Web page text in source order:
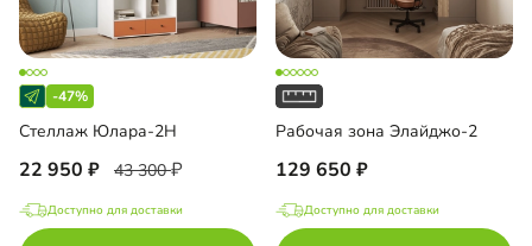
двери
-47%
Стеллаж Юлара-2Н
22 950 43 300
Доступно для доставки
Рабочая зона Элайджо-2
129 650
Доступно для доставки